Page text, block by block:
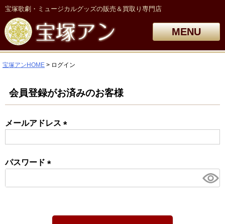
宝塚歌劇・ミュージカルグッズの販売＆買取り専門店
MENU
宝塚アンHOME ログイン
会員登録がお済みのお客様
メールアドレス
パスワード
須)